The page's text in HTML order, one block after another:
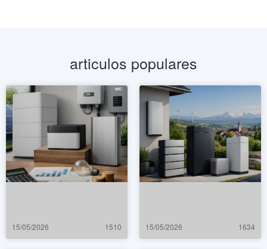
articulos populares
15/05/2026 1510 15/05/2026 1634